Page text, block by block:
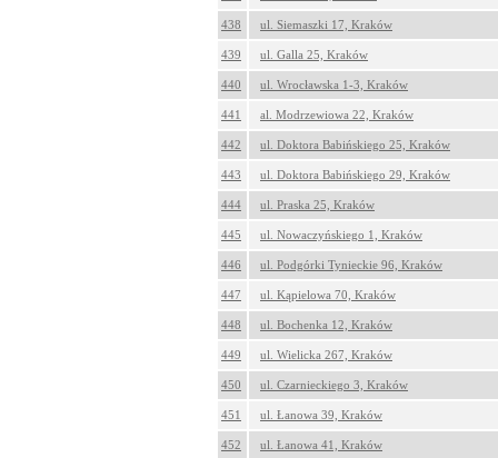
438 ul. Siemaszki 17, Kraków
439 ul. Galla 25, Kraków
440 ul. Wrocławska 1-3, Kraków
441 al. Modrzewiowa 22, Kraków
442 ul. Doktora Babińskiego 25, Kraków
443 ul. Doktora Babińskiego 29, Kraków
444 ul. Praska 25, Kraków
445 ul. Nowaczyńskiego 1, Kraków
446 ul. Podgórki Tynieckie 96, Kraków
447 ul. Kąpielowa 70, Kraków
448 ul. Bochenka 12, Kraków
449 ul. Wielicka 267, Kraków
450 ul. Czarnieckiego 3, Kraków
451 ul. Łanowa 39, Kraków
452 ul. Łanowa 41, Kraków